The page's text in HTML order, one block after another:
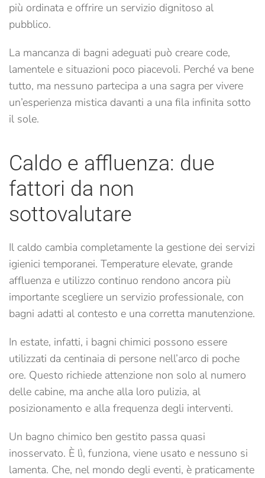
più ordinata e offrire un servizio dignitoso al
pubblico.
La mancanza di bagni adeguati può creare code,
lamentele e situazioni poco piacevoli. Perché va bene
tutto, ma nessuno partecipa a una sagra per vivere
un’esperienza mistica davanti a una fila infinita sotto
il sole.
Caldo e affluenza: due
fattori da non
sottovalutare
Il caldo cambia completamente la gestione dei servizi
igienici temporanei. Temperature elevate, grande
affluenza e utilizzo continuo rendono ancora più
importante scegliere un servizio professionale, con
bagni adatti al contesto e una corretta manutenzione.
In estate, infatti, i bagni chimici possono essere
utilizzati da centinaia di persone nell’arco di poche
ore. Questo richiede attenzione non solo al numero
delle cabine, ma anche alla loro pulizia, al
posizionamento e alla frequenza degli interventi.
Un bagno chimico ben gestito passa quasi
inosservato. È lì, funziona, viene usato e nessuno si
lamenta. Che, nel mondo degli eventi, è praticamente